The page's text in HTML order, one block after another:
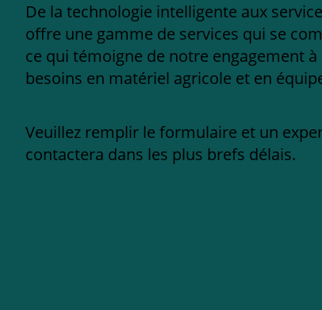
De la technologie intelligente aux
offre une gamme de services qui se
ce qui témoigne de notre engagement
besoins en matériel agricole et en
Veuillez remplir le formulaire et un
contactera dans les plus brefs délais.